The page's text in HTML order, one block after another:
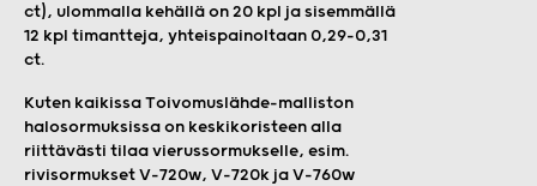
ct), ulommalla kehällä on 20 kpl ja sisemmällä
12 kpl timantteja, yhteispainoltaan 0,29–0,31
ct.
Kuten kaikissa Toivomuslähde-malliston
halosormuksissa on keskikoristeen alla
riittävästi tilaa vierussormukselle, esim.
rivisormukset V-720w, V-720k ja V-760w